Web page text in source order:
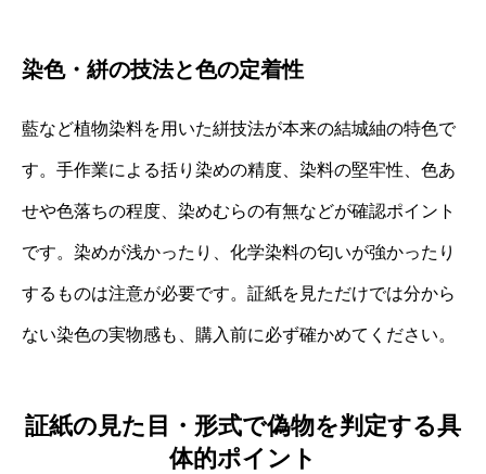
染色・絣の技法と色の定着性
藍など植物染料を用いた絣技法が本来の結城紬の特色で
す。手作業による括り染めの精度、染料の堅牢性、色あ
せや色落ちの程度、染めむらの有無などが確認ポイント
です。染めが浅かったり、化学染料の匂いが強かったり
するものは注意が必要です。証紙を見ただけでは分から
ない染色の実物感も、購入前に必ず確かめてください。
証紙の見た目・形式で偽物を判定する具
体的ポイント